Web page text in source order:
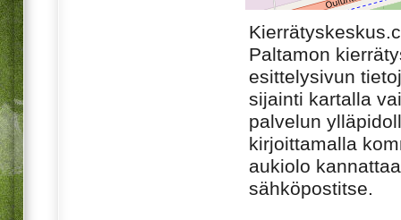
Paltamon
esittelysivun
sijainti kartalla
palvelun
kirjoittamalla
aukiolo
sähköpostitse.